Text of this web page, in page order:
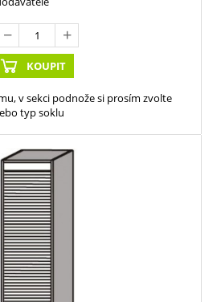
KOUPIT
v sekci podnože si prosím zvolte
typ soklu